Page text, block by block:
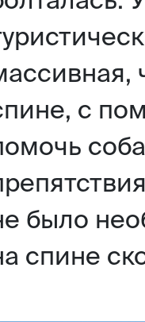
с
было
спине